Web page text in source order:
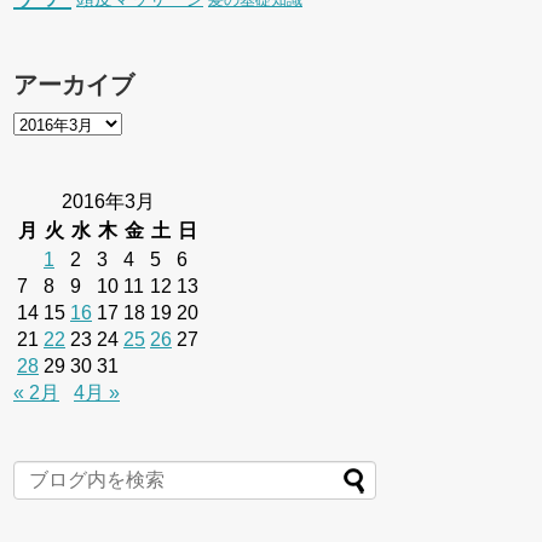
アーカイブ
2016年3月
月
火 水 木 金 土
日
1
2 3 4 5
6
7
8 9 10 11 12 13
14 15 16 17 18 19 20
21 22 23 24 25 26 27
28 29 30 31
« 2月
4月 »